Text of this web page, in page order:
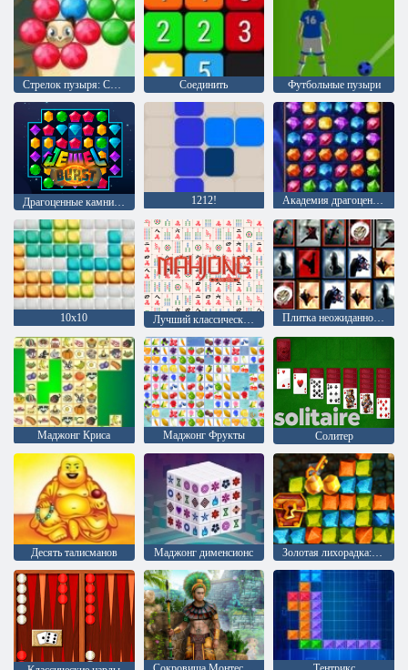
Стрелок пузыря: Сага 2 Соединить Футбольные пузыри
1212! Академия драгоценного камня
10х10 Лучший классический маджонг Плитка неожиданностей
Маджонг Криса Маджонг Фрукты Солитер
Десять талисманов Mаджонг дименсионс Золотая лихорадка: Охотник за сокровищами